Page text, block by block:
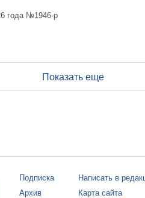
года №1946-р
Показать еще
Подписка
Архив
Написать в
Карта сайта